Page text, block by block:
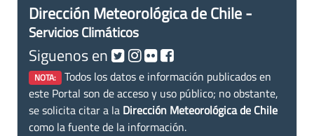
Dirección Meteorológica de Chile -
Servicios Climáticos
Siguenos en
NOTA: Todos los datos e información publicados en
este Portal son de acceso y uso público; no obstante,
se solicita citar a la Dirección Meteorológica de Chile
como la fuente de la información.